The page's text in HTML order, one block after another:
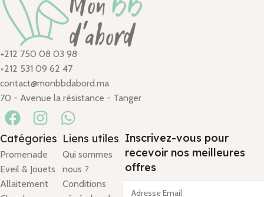
+212 750 08 03 98
+212 531 09 62 47
contact@monbbdabord.ma
70 - Avenue la résistance - Tanger
Catégories
Promenade
Eveil & Jouets
Allaitement
Liens utiles
Qui sommes
nous ?
Conditions
Inscrivez-vous pour
recevoir nos meilleures
offres